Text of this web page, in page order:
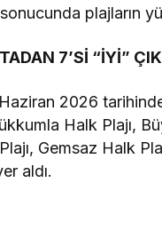
plajların
7’Sİ “İYİ”
2026
Halk Plajı,
Gemsaz Halk
aldı.